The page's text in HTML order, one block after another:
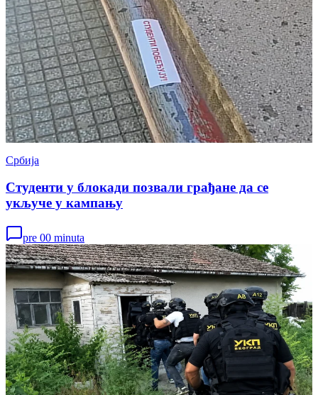
Србија
Студенти у блокади позвали грађане да се
укључе у кампању
pre 00 minuta